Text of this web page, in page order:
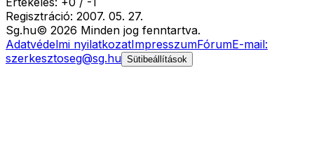
Regisztráció: 2007. 05. 27.
Sg.hu© 2026 Minden jog fenntartva.
Adatvédelmi nyilatkozatImpresszumFórumE-mail:
szerkesztoseg@sg.hu Sütibeállítások